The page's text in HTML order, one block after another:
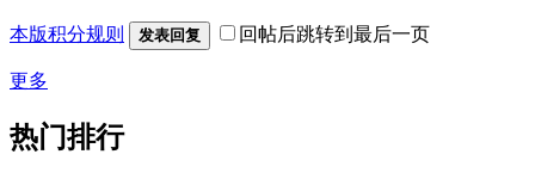
本版积分规则 发表回复 回帖后跳转到最后一页
更多
热门排行